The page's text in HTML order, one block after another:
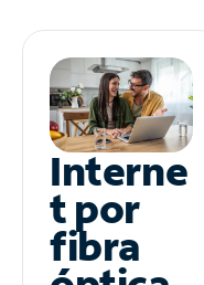
Interne
t por
fibra